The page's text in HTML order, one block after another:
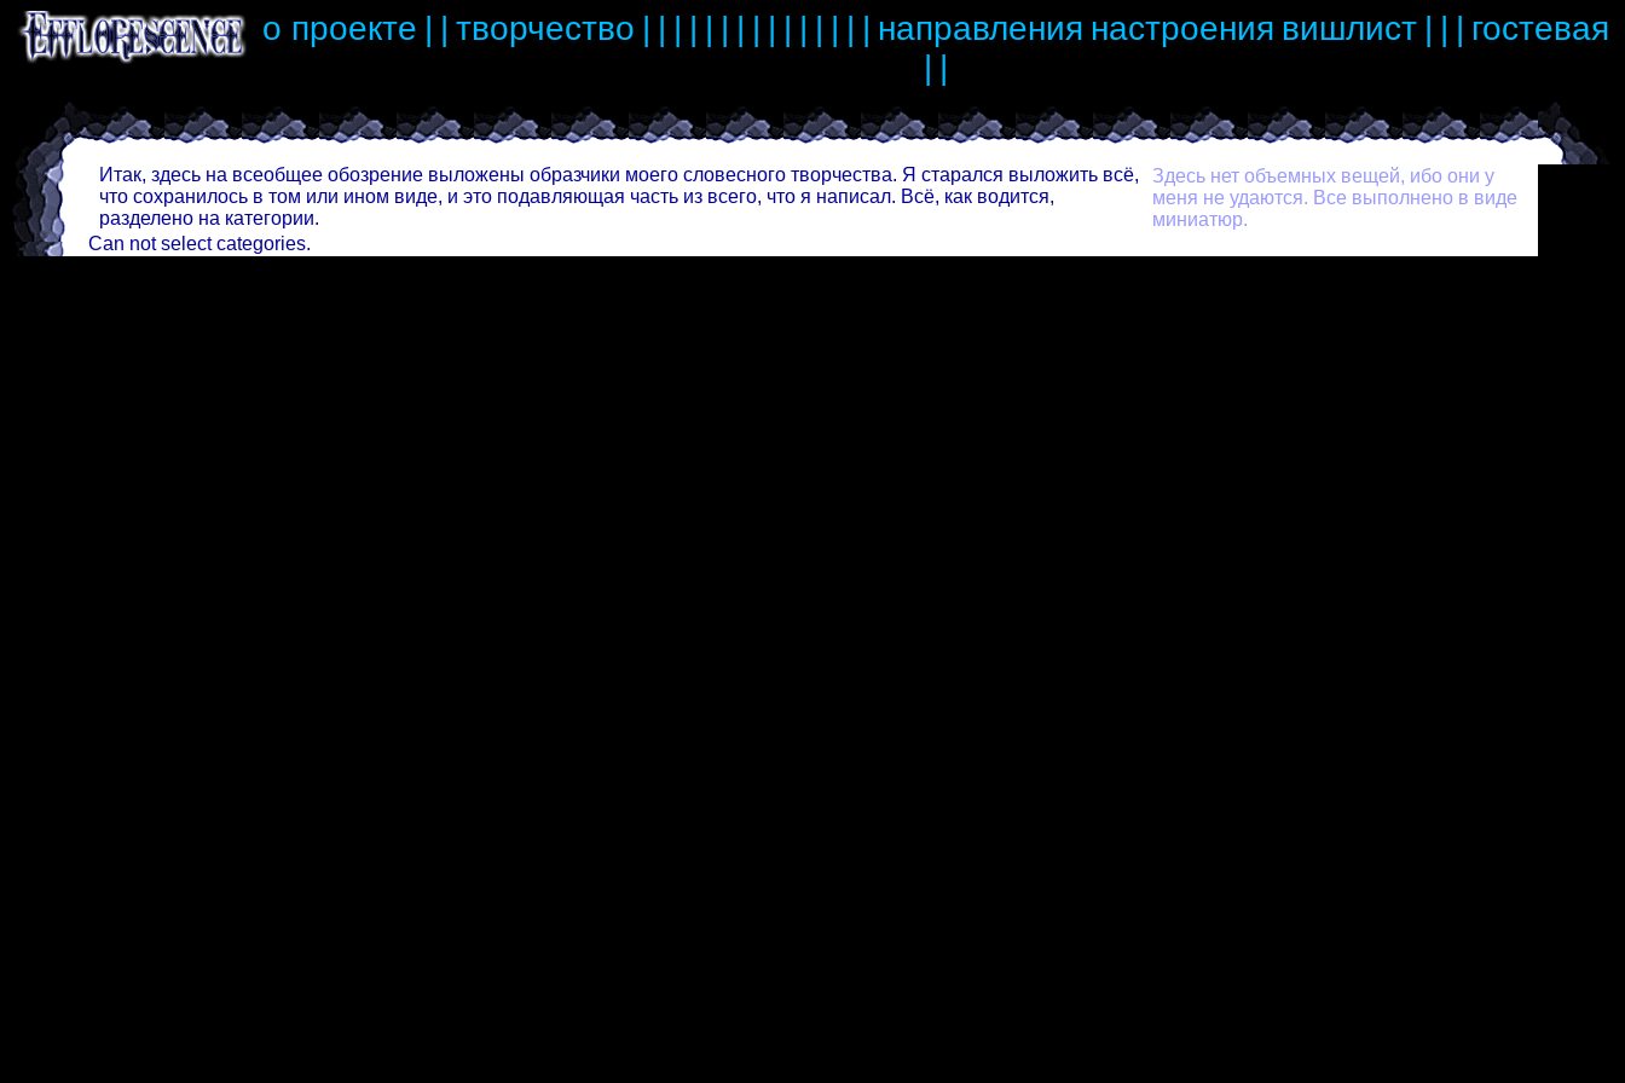
о проекте | | творчество | | | | | | | | | | | | | | | направления настроения вишлист | | | гостевая
| |
Итак, здесь на всеобщее обозрение выложены образчики моего словесного творчества. Я старался выложить всё,
что сохранилось в том или ином виде, и это подавляющая часть из всего, что я написал. Всё, как водится,
разделено на категории.
Здесь нет объемных вещей, ибо они у
меня не удаются. Все выполнено в виде
миниатюр.
Can not select categories.